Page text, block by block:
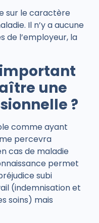
sur le caractère
Il n’y a aucune
de l’employeur, la
une
?
comme ayant
percevra
cas de maladie
permet
subi
(indemnisation et
soins) mais